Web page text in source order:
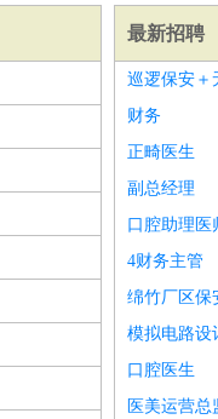
最新招聘
巡逻保安＋
财务
正畸医生
副总经理
口腔助理医
4财务主管
绵竹厂区保
模拟电路设
口腔医生
医美运营总